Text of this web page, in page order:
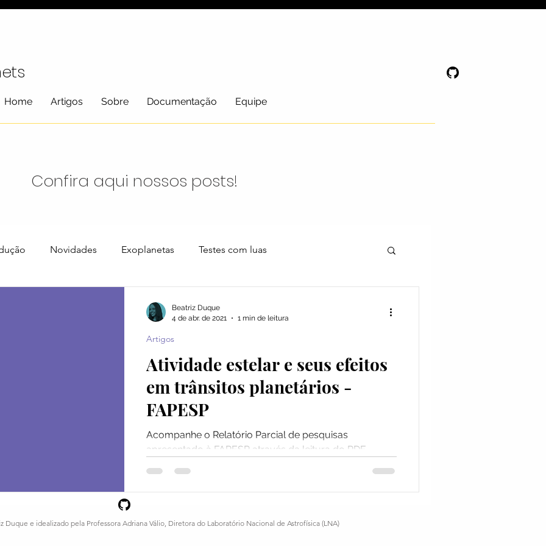
Home Artigos Sobre Documentação Equipe
Confira aqui nossos posts!
Novidades Exoplanetas Testes com luas
Atividade estelar e seus efeitos
em trânsitos planetários -
FAPESP
Acompanhe o Relatório Parcial de pesquisas
apresentado à FAPESP através da leitura do PDF
Artigos
Beatriz Duque
4 de abr. de 2021
1 min de leitura
Duque e idealizado pela Professora Adriana Válio, Diretora do Laboratório Nacional de Astrofísica (LNA)